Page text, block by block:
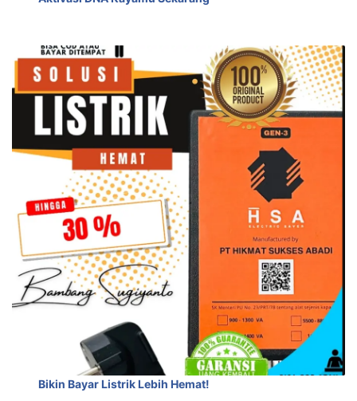
Bikin Bayar Listrik Lebih Hemat!